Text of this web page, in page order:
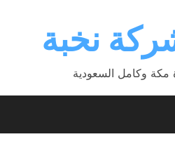
نخبة
وكامل السعودية